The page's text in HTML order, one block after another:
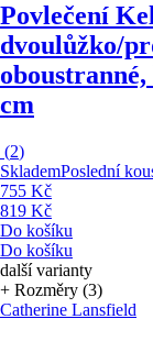
Povlečení
dvoulůžko/
cm
(2)
SklademPoslední
755 Kč
819 Kč
Do košíku
Do košíku
další varianty
+ Rozměry (3)
Catherine Lansfield